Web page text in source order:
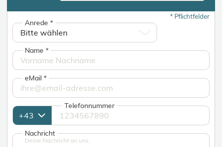
*Pflichtfelder
Anrede*
Name*
eMail*
Telefonnummer
Nachricht